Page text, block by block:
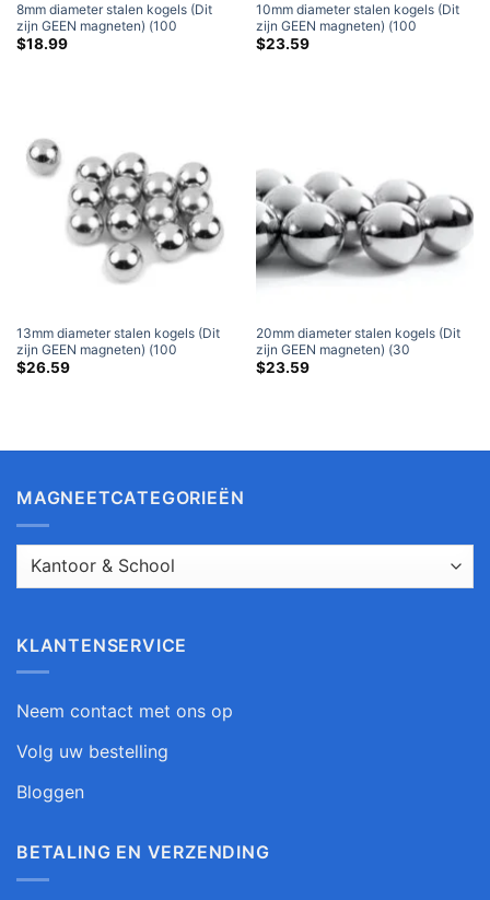
8mm diameter stalen kogels (Dit
zijn GEEN magneten) (100
Inpakken)
$18.99
10mm diameter stalen kogels (Dit
zijn GEEN magneten) (100
Inpakken)
$23.59
13mm diameter stalen kogels (Dit
zijn GEEN magneten) (100
Inpakken)
$26.59
20mm diameter stalen kogels (Dit
zijn GEEN magneten) (30
Inpakken)
$23.59
MAGNEETCATEGORIEËN
KLANTENSERVICE
Neem contact met ons op
Volg uw bestelling
Bloggen
BETALING EN VERZENDING